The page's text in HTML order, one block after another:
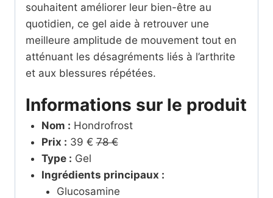
souhaitent améliorer leur bien-être au
quotidien, ce gel aide à retrouver une
meilleure amplitude de mouvement tout en
atténuant les désagréments liés à l’arthrite
et aux blessures répétées.
Informations sur le produit
Nom : Hondrofrost
Prix : 39 €78 €
Type : Gel
Ingrédients principaux :
Glucosamine